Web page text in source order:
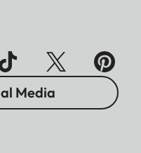
Media